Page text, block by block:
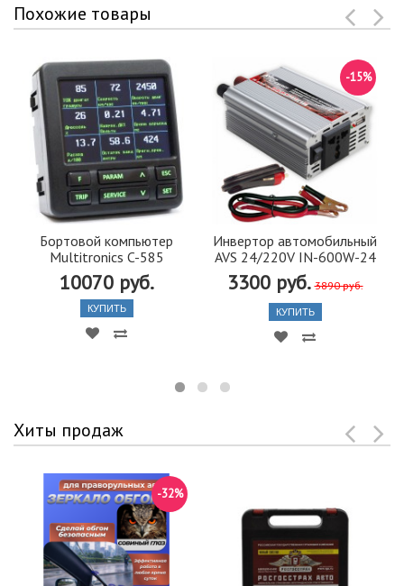
Похожие товары
Бортовой компьютер
Multitronics C-585
10070 руб.
КУПИТЬ
Инвертор автомобильный
AVS 24/220V IN-600W-24
3300 руб. 3890 руб.
-15%
КУПИТЬ
Хиты продаж
-32%